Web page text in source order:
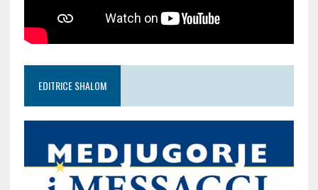
EDITRICE SHALOM